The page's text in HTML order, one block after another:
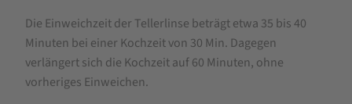
Die Einweichzeit der Tellerlinse beträgt etwa 35 bis 40
Minuten bei einer Kochzeit von 30 Min. Dagegen
verlängert sich die Kochzeit auf 60 Minuten, ohne
vorheriges Einweichen.